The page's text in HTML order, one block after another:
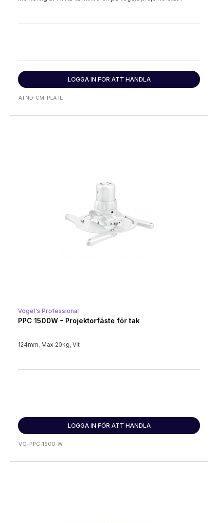
LOGGA IN FÖR ATT HANDLA
ATND-CM-PLATE
Vogel's Professional
PPC 1500W - Projektorfäste för tak
124mm, Max 20kg, Vit
LOGGA IN FÖR ATT HANDLA
VO-PPC-1500-W